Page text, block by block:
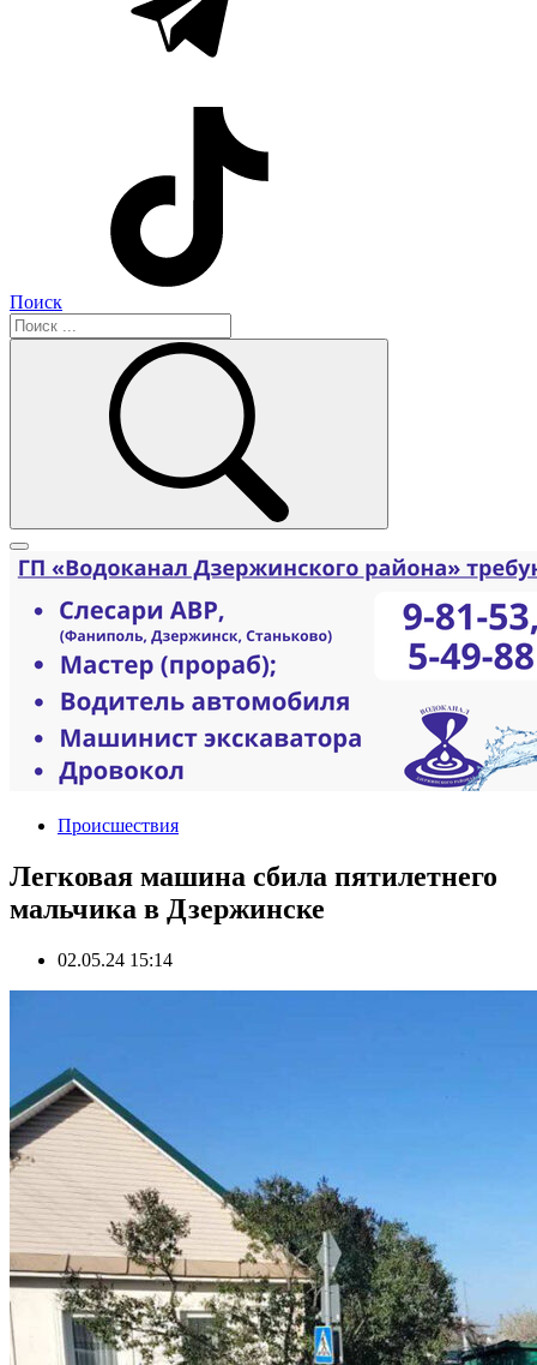
Поиск
Происшествия
Легковая машина сбила пятилетнего
мальчика в Дзержинске
02.05.24 15:14